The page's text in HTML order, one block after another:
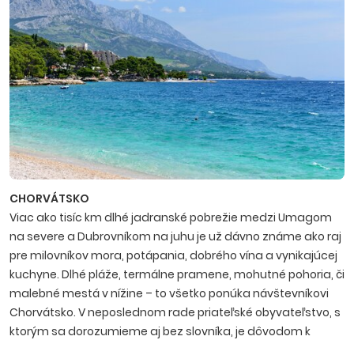
CHORVÁTSKO
Viac ako tisíc km dlhé jadranské pobrežie medzi Umagom
na severe a Dubrovníkom na juhu je už dávno známe ako raj
pre milovníkov mora, potápania, dobrého vína a vynikajúcej
kuchyne. Dlhé pláže, termálne pramene, mohutné pohoria, či
malebné mestá v nížine – to všetko ponúka návštevníkovi
Chorvátsko. V neposlednom rade priateľské obyvateľstvo, s
ktorým sa dorozumieme aj bez slovníka, je dôvodom k